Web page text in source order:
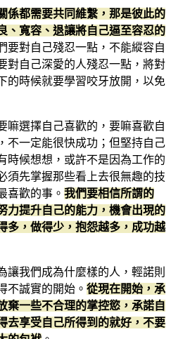
係都需要共同維繫，那是彼此的
、寬容、退讓將自己逼至容忍的
要對自己殘忍一點，不能縱容自
對自己深愛的人殘忍一點，將對
的時候就要學習咬牙放開，以免
嘛選擇自己喜歡的，要嘛喜歡自
不一定能很快成功；但堅持自己
時候想想，或許不是因為工作的
須先掌握那些看上去很無趣的技
喜歡的事。 我們要相信所謂的
力提升自己的能力，機會出現的
多，做得少，抱怨越多，成功越
讓我們成為什麼樣的人，輕諾則
不誠實的開始。 從現在開始，承
棄一些不合理的掌控慾，承諾自
去享受自己所得到的就好，不要